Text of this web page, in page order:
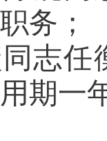
务；
志任
期一